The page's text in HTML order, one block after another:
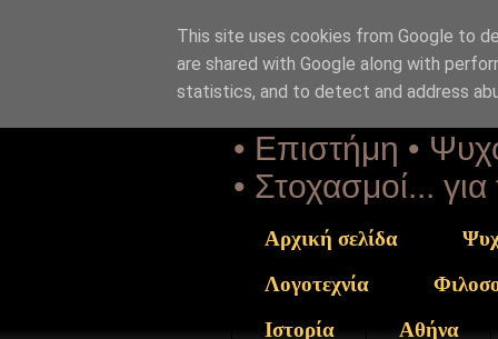
Αέναη
• Επιστήμη •
• Στοχασμοί...
Αρχική σελίδα
Λογοτεχνία
Ιστορία
Αθήνα
This site uses cookies from Google to
are shared with Google along with
statistics, and to detect and address